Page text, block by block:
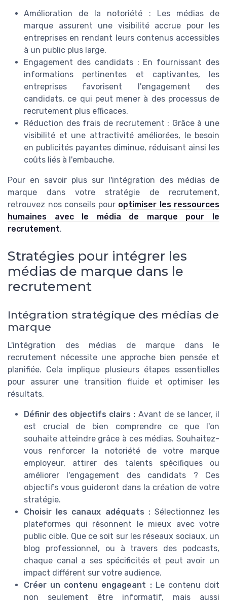
Amélioration de la notoriété : Les médias de
marque assurent une visibilité accrue pour les
entreprises en rendant leurs contenus accessibles
à un public plus large.
Engagement des candidats : En fournissant des
informations pertinentes et captivantes, les
entreprises favorisent l'engagement des
candidats, ce qui peut mener à des processus de
recrutement plus efficaces.
Réduction des frais de recrutement : Grâce à une
visibilité et une attractivité améliorées, le besoin
en publicités payantes diminue, réduisant ainsi les
coûts liés à l'embauche.
Pour en savoir plus sur l'intégration des médias de
marque dans votre stratégie de recrutement,
retrouvez nos conseils pour optimiser les ressources
humaines avec le média de marque pour le
recrutement.
Stratégies pour intégrer les
médias de marque dans le
recrutement
Intégration stratégique des médias de
marque
L'intégration des médias de marque dans le
recrutement nécessite une approche bien pensée et
planifiée. Cela implique plusieurs étapes essentielles
pour assurer une transition fluide et optimiser les
résultats.
Définir des objectifs clairs : Avant de se lancer, il
est crucial de bien comprendre ce que l'on
souhaite atteindre grâce à ces médias. Souhaitez-
vous renforcer la notoriété de votre marque
employeur, attirer des talents spécifiques ou
améliorer l'engagement des candidats ? Ces
objectifs vous guideront dans la création de votre
stratégie.
Choisir les canaux adéquats :Sélectionnez les
plateformes qui résonnent le mieux avec votre
public cible. Que ce soit sur les réseaux sociaux, un
blog professionnel, ou à travers des podcasts,
chaque canal a ses spécificités et peut avoir un
impact différent sur votre audience.
Créer un contenu engageant :Le contenu doit
non seulement être informatif, mais aussi